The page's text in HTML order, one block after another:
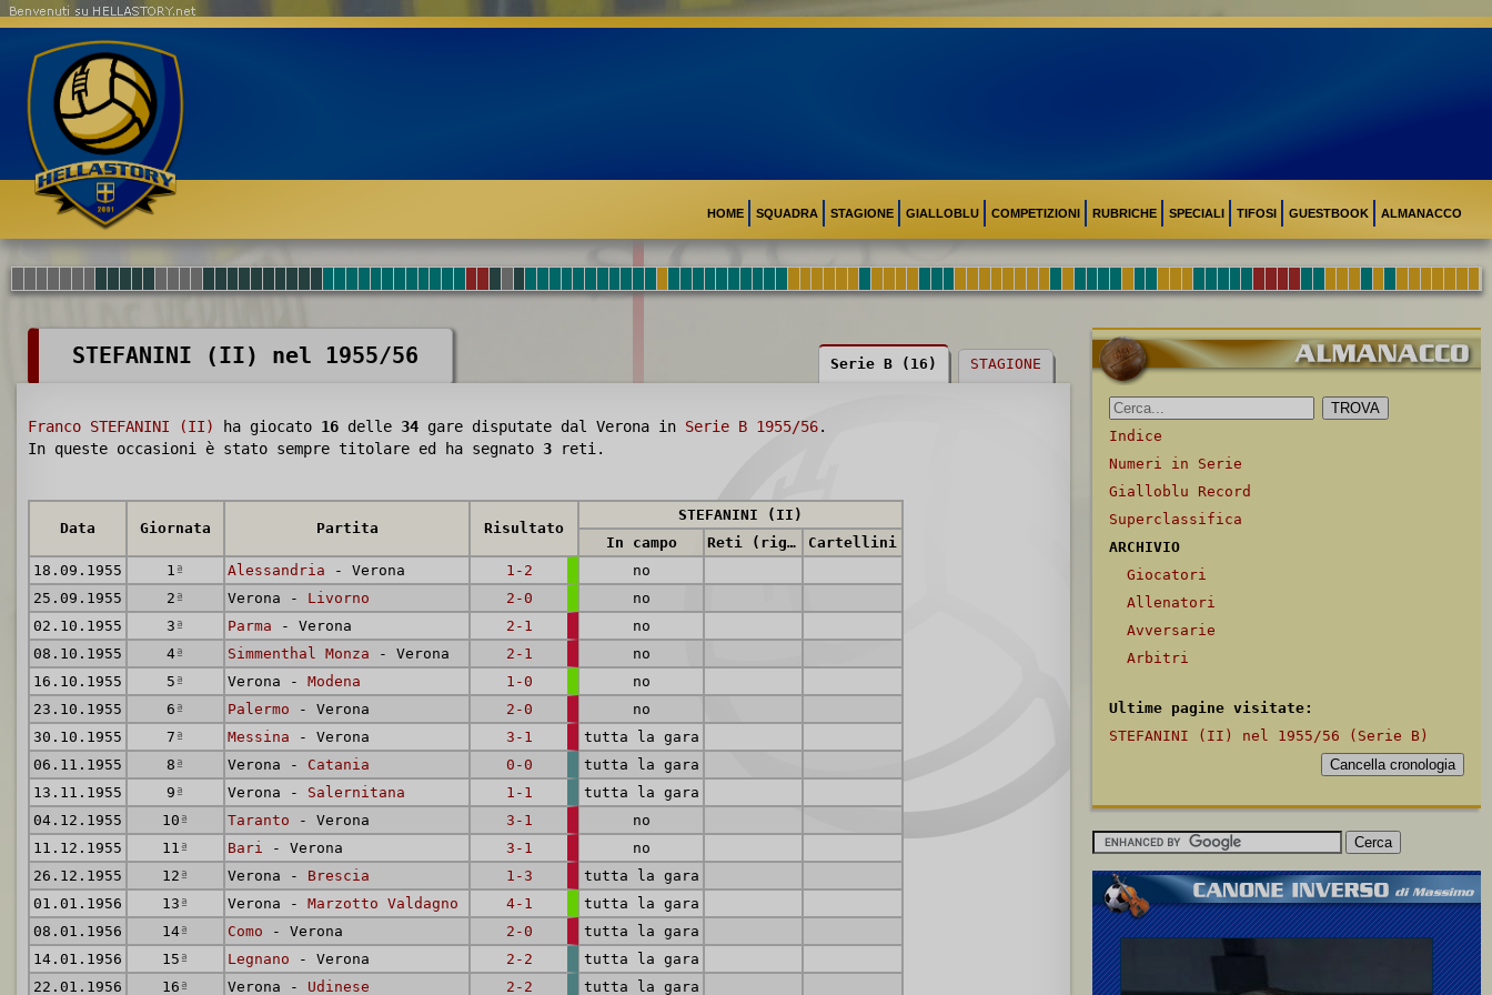
HOME SQUADRA STAGIONE GIALLOBLU COMPETIZIONI RUBRICHE SPECIALI TIFOSI GUESTBOOK ALMANACCO
Benvenuti su HELLASTORY.net
STEFANINI (II) nel 1955/56 Serie B (16) STAGIONE
Franco STEFANINI (II) ha giocato 16 delle 34 gare disputate dal Verona in Serie B 1955/56.
In queste occasioni è stato sempre titolare ed ha segnato 3 reti.
Data Giornata Partita Risultato
STEFANINI (II)
In campo
Reti (rig.)
Cartellini
18.09.1955
1 ª Alessandria - Verona 1-2
no
25.09.1955
2 ª Verona - Livorno 2-0
no
02.10.1955
3 ª Parma - Verona 2-1
no
08.10.1955
4ª Simmenthal Monza - Verona 2-1
no
16.10.1955
5 ª Verona - Modena 1-0
no
23.10.1955
6 ª Palermo - Verona 2-0
no
30.10.1955
7 ª Messina - Verona 3-1
tutta la gara
06.11.1955
8 ª Verona - Catania 0-0
tutta la gara
13.11.1955
9 ª Verona - Salernitana 1-1
tutta la gara
04.12.1955
10 ª Taranto - Verona 3-1
no
11.12.1955
11 ª Bari - Verona 3-1
no
26.12.1955
12 ª Verona - Brescia 1-3
tutta la gara
01.01.1956
13 ª Verona - Marzotto Valdagno 4-1
tutta la gara
08.01.1956
14ª Como - Verona 2-0
tutta la gara
14.01.1956
15 ª Legnano - Verona 2-2
tutta la gara
22.01.1956
16 ª Verona - Udinese 2-2 tutta la gara
Indice
Numeri in Serie
Gialloblu Record
Superclassifica
ARCHIVIO
Giocatori
Allenatori
Avversarie
Arbitri
Ultime pagine visitate:
STEFANINI (II) nel 1955/56 (Serie B)